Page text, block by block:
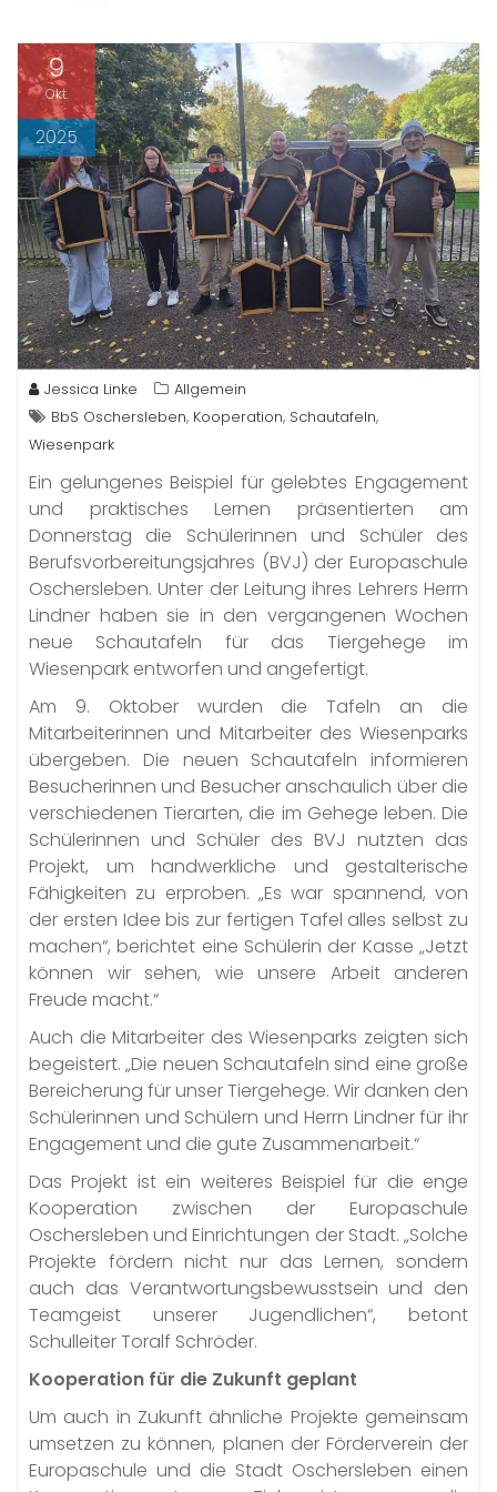
9
Okt.
2025
Jessica Linke
Allgemein
BbS Oschersleben, Kooperation, Schautafeln,
Wiesenpark
Ein gelungenes Beispiel für gelebtes Engagement
und praktisches Lernen präsentierten am
Donnerstag die Schülerinnen und Schüler des
Berufsvorbereitungsjahres (BVJ) der Europaschule
Oschersleben. Unter der Leitung ihres Lehrers Herrn
Lindner haben sie in den vergangenen Wochen
neue Schautafeln für das Tiergehege im
Wiesenpark entworfen und angefertigt.
Am 9. Oktober wurden die Tafeln an die
Mitarbeiterinnen und Mitarbeiter des Wiesenparks
übergeben. Die neuen Schautafeln informieren
Besucherinnen und Besucher anschaulich über die
verschiedenen Tierarten, die im Gehege leben. Die
Schülerinnen und Schüler des BVJ nutzten das
Projekt, um handwerkliche und gestalterische
Fähigkeiten zu erproben. „Es war spannend, von
der ersten Idee bis zur fertigen Tafel alles selbst zu
machen“, berichtet eine Schülerin der Kasse „Jetzt
können wir sehen, wie unsere Arbeit anderen
Freude macht.“
Auch die Mitarbeiter des Wiesenparks zeigten sich
begeistert. „Die neuen Schautafeln sind eine große
Bereicherung für unser Tiergehege. Wir danken den
Schülerinnen und Schülern und Herrn Lindner für ihr
Engagement und die gute Zusammenarbeit.“
Das Projekt ist ein weiteres Beispiel für die enge
Kooperation zwischen der Europaschule
Oschersleben und Einrichtungen der Stadt. „Solche
Projekte fördern nicht nur das Lernen, sondern
auch das Verantwortungsbewusstsein und den
Teamgeist unserer Jugendlichen“, betont
Schulleiter Toralf Schröder.
Kooperation für die Zukunft geplant
Um auch in Zukunft ähnliche Projekte gemeinsam
umsetzen zu können, planen der Förderverein der
Europaschule und die Stadt Oschersleben einen